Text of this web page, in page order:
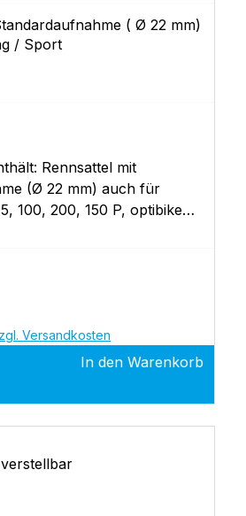
( Ø 22 mm)
/ Sport
Rennsattel mit
(Ø 22 mm) auch für
100, 200, 150 P, optibike
Versandkosten
In den Warenkorb